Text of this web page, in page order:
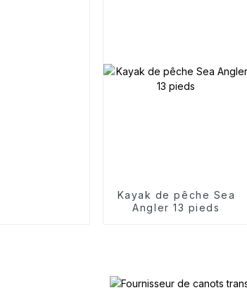
Kayak de pêche Sea
Angler 13 pieds